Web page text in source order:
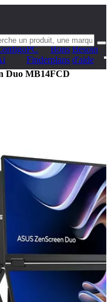
PC
Finder
Bons
plans
Besoin
d'aide
Duo MB14FCD